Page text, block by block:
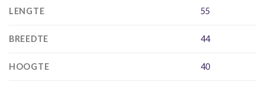
LENGTE 55
BREEDTE 44
HOOGTE 40